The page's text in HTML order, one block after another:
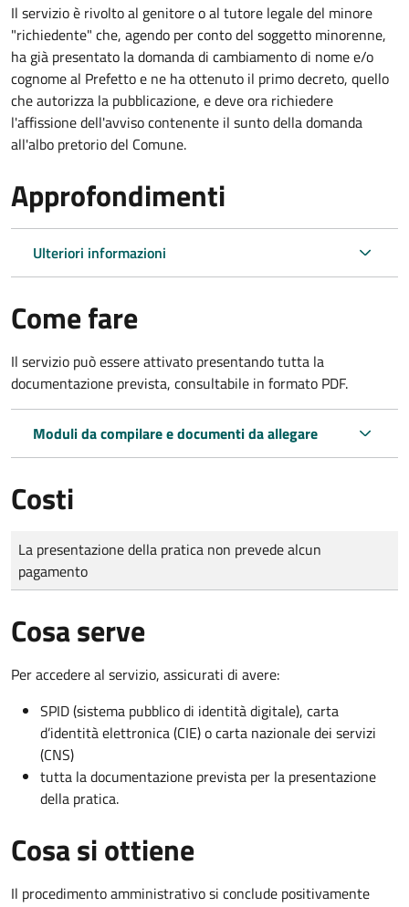
Il servizio è rivolto al genitore o al tutore legale del minore
"richiedente" che, agendo per conto del soggetto minorenne,
ha già presentato la domanda di cambiamento di nome e/o
cognome al Prefetto e ne ha ottenuto il primo decreto, quello
che autorizza la pubblicazione, e deve ora richiedere
l'affissione dell'avviso contenente il sunto della domanda
all'albo pretorio del Comune.
Approfondimenti
Ulteriori informazioni
Come fare
Il servizio può essere attivato presentando tutta la
documentazione prevista, consultabile in formato PDF.
Moduli da compilare e documenti da allegare
Costi
Tipo di pagamento
Importo
La presentazione della pratica non prevede alcun
pagamento
Cosa serve
Per accedere al servizio, assicurati di avere:
SPID (sistema pubblico di identità digitale), carta
d’identità elettronica (CIE) o carta nazionale dei servizi
(CNS)
tutta la documentazione prevista per la presentazione
della pratica.
Cosa si ottiene
Il procedimento amministrativo si conclude positivamente